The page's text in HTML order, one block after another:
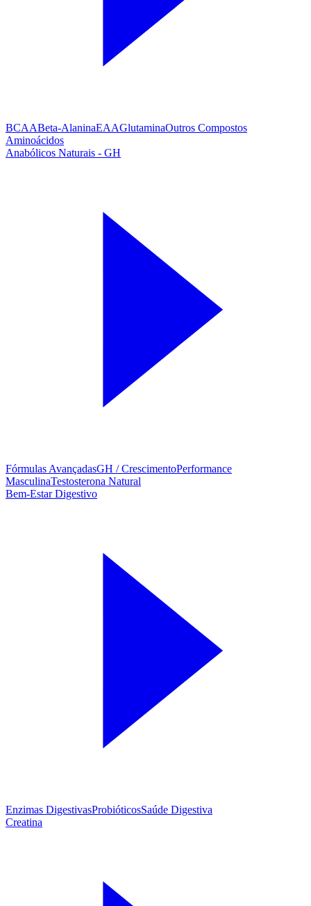
BCAABeta-AlaninaEAAGlutaminaOutros Compostos
Aminoácidos
Anabólicos Naturais - GH
Fórmulas AvançadasGH / CrescimentoPerformance
MasculinaTestosterona Natural
Bem-Estar Digestivo
Enzimas DigestivasProbióticosSaúde Digestiva
Creatina